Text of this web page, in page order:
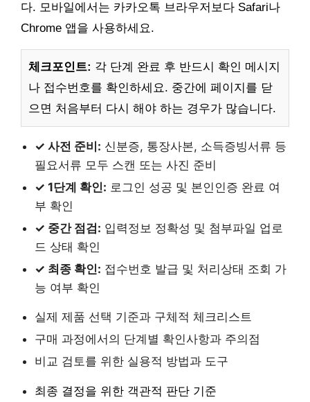
다. 모바일에서는 카카오톡 브라우저보다 Safari나
Chrome 앱을 사용하세요.
체크포인트: 각 단계 완료 후 반드시 확인 메시지
나 접수번호를 확인하세요. 중간에 페이지를 닫
으면 처음부터 다시 해야 하는 경우가 많습니다.
✓ 사전 준비: 신분증, 통장사본, 소득증빙서류 등
필요서류 모두 스캔 또는 사진 준비
✓ 1단계 확인: 로그인 성공 및 본인인증 완료 여
부 확인
✓ 중간 점검: 입력정보 정확성 및 첨부파일 업로
드 상태 확인
✓ 최종 확인: 접수번호 발급 및 처리상태 조회 가
능 여부 확인
실제 제품 선택 기준과 구체적 체크리스트
구매 과정에서의 단계별 확인사항과 주의점
비교 검토를 위한 실용적 방법과 도구
최종 결정을 위한 객관적 판단 기준